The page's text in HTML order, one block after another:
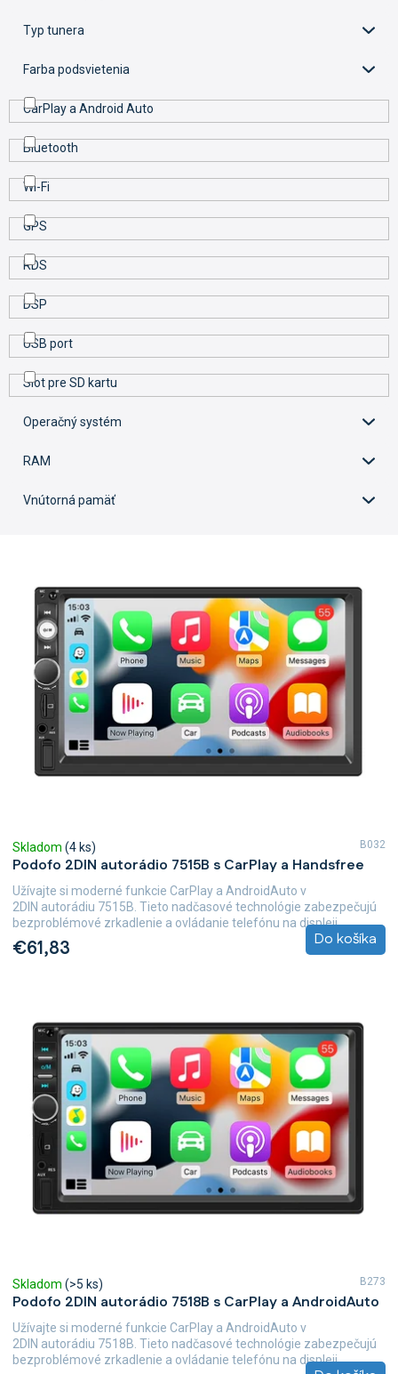
oTyp tunera
Farba podsvietenia
CarPlay a Android Auto
Bluetooth
Wi-Fi
GPS
RDS
DSP
USB port
Slot pre SD kartu
Operačný systém
RAM
Vnútorná pamäť
Podofo 2DIN autorádio 7515B s CarPlay a Handsfree
Skladom (4 ks)
€61,83 Do košíka
Užívajte si moderné funkcie CarPlay a AndroidAuto v
2DIN autorádiu 7515B. Tieto nadčasové technológie zabezpečujú
bezproblémové zrkadlenie a ovládanie telefónu na displeji...
B032
Podofo 2DIN autorádio 7518B s CarPlay a AndroidAuto
Skladom (>5 ks)
Užívajte si moderné funkcie CarPlay a AndroidAuto v
2DIN autorádiu 7518B. Tieto nadčasové technológie zabezpečujú
bezproblémové zrkadlenie a ovládanie telefónu na displeji...
B273